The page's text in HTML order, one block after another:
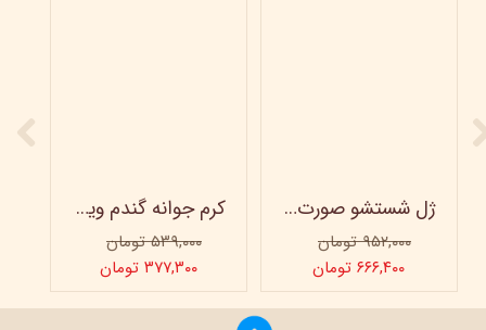
کرم جوانه گندم ویتابلا - تیوپی 60 میلی‌ لیتر
۵۳۹,۰۰۰ تومان
۳۷۷,۳۰۰ تومان
ژل شستشو صورت ویتابلا - 300 میلی لیتر
۹۵۲,۰۰۰ تومان
۶۶۶,۴۰۰ تومان